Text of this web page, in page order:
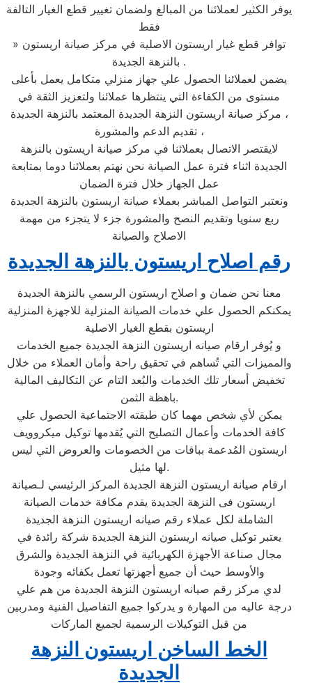
يوفر الكثير لعملائنا من المبالغ ولضمان تغيير قطع الغيار التالفة
فقط
» توافر قطع غيار اريستون الاصلية في مركز صيانة اريستون
بالنزهة الجديدة .
يضمن لعملائنا الحصول علي جهاز منزلي متكامل يعمل بأعلى
مستوى من الكفاءة التي ينتظرها عملائنا ولتعزيز الثقة في
مركز صيانة اريستون النزهة الجديدة المعتمد بالنزهة الجديدة ،
تقديم الدعم والمشورة ،
لايقتصر الاتصال بعملائنا في مركز صيانة اريستون بالنزهة
الجديدة اثناء فترة عمل الصيانة نحن نهتم بعملائنا دوما بمتابعة
عمل الجهاز خلال فترة الضمان
ونعتبر التواصل المباشر بعملاء صيانة اريستون بالنزهة الجديدة
ربع سنويا وتقديم النصح والمشورة جزء لا يتجزء من مهمة
الاصلاح والصيانة
رقم اصلاح اريستون بالنزهة الجديدة
معنا نحن ضمان و اصلاح اريستون الرسمي بالنزهة الجديدة
يمكنكم الحصول علي خدمات الصيانة المنزلية للاجهزة المنزلية
اريستون بقطع الغيار الاصلية
و يُوفر ارقام صيانه اريستون النزهة الجديدة جميع الخدمات
والمميزات التي تُساهم في تحقيق راحة وأمان العملاء من خلال
تخفيض أسعار تلك الخدمات والبُعد التام عن التكاليف المالية
باهظة الثمن.
يمكن لأي شخص مهما كان طبقته الاجتماعية الحصول علي
كافة الخدمات وأعمال التصليح التي يُقدمها توكيل ميكروويف
اريستون المُدعمة بباقات من الخصومات والعروض التي ليس
لها مثيل.
ارقام صيانة اريستون النزهة الجديدة المركز الرئيسي لـصيانة
اريستون فى النزهة الجديدة يقدم مكافة خدمات الصيانة
الشاملة لكل عملاء رقم صيانه اريستون النزهة الجديدة
يعتبر توكيل صيانه اريستون النزهة الجديدة شركة رائدة في
مجال صناعة الأجهزة الكهربائية في النزهة الجديدة والشرق
والأوسط حيث أن جميع أجهزتها تعمل بكفائه وجودة
لدي مركز رقم صيانه اريستون النزهة الجديدة من هم علي
درجة عاليه من المهارة و يدركوا جميع التفاصيل الفنية ومدربين
من قبل التوكيلات الرسمية لجميع الماركات
الخط الساخن اريستون النزهة
الجديدة